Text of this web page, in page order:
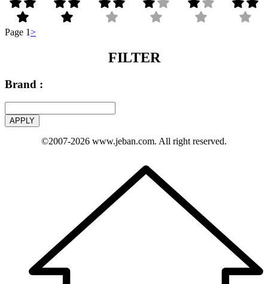
Page 1>
FILTER
Brand :
APPLY
©2007-2026 www.jeban.com. All right reserved.